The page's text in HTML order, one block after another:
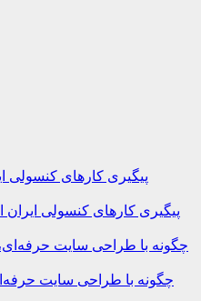
پیگیری کارهای کنسولی ایران
چگونه با طراحی سایت